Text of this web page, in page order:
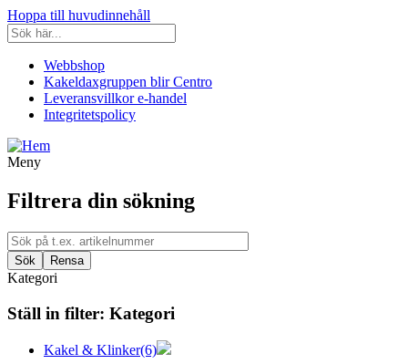
Hoppa till huvudinnehåll
Webbshop
Kakeldaxgruppen blir Centro
Leveransvillkor e-handel
Integritetspolicy
Meny
Filtrera din sökning
Kategori
Ställ in filter: Kategori
Kakel & Klinker(6)